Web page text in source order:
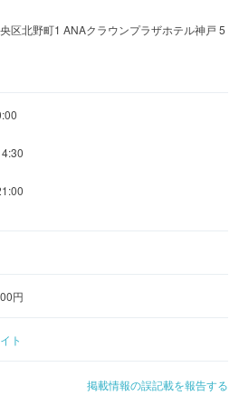
、接待・結納・家族でのご会食
非ともご利用くださいませ。
区北野町1 ANAクラウンプラザホテル神戸 5
円
ト
掲載情報の誤記載を報告する